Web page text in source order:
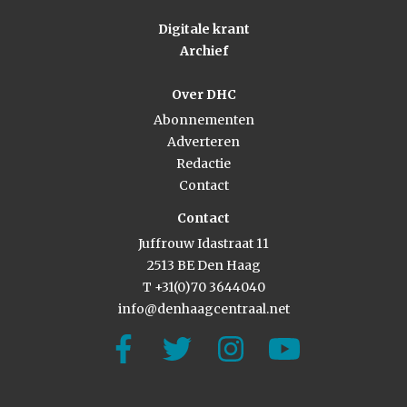
Digitale krant
Archief
Over DHC
Abonnementen
Adverteren
Redactie
Contact
Contact
Juffrouw Idastraat 11
2513 BE Den Haag
T +31(0)70 3644040
info@denhaagcentraal.net